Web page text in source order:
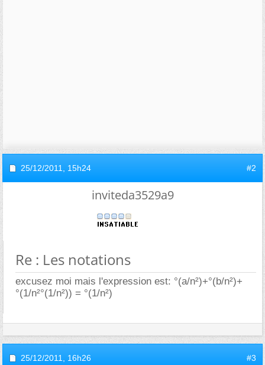
25/12/2011, 15h24 #2
inviteda3529a9
Re : Les notations
excusez moi mais l'expression est: °(a/n²)+°(b/n²)+
°(1/n²°(1/n²)) = °(1/n²)
25/12/2011, 16h26 #3